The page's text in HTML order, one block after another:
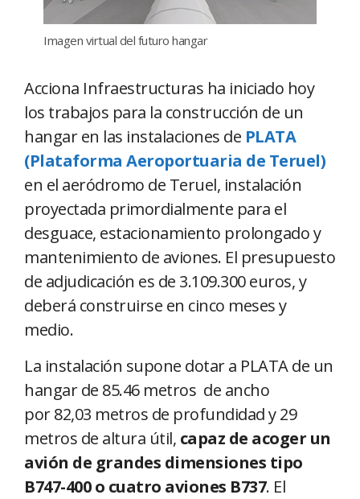
Imagen virtual del futuro hangar
Acciona Infraestructuras ha iniciado hoy
los trabajos para la construcción de un
hangar en las instalaciones de PLATA
(Plataforma Aeroportuaria de Teruel)
en el aeródromo de Teruel, instalación
proyectada primordialmente para el
desguace, estacionamiento prolongado y
mantenimiento de aviones. El presupuesto
de adjudicación es de 3.109.300 euros, y
deberá construirse en cinco meses y
medio.
La instalación supone dotar a PLATA de un
hangar de 85.46 metros de ancho
por 82,03 metros de profundidad y 29
metros de altura útil, capaz de acoger un
avión de grandes dimensiones tipo
B747-400 o cuatro aviones B737. El